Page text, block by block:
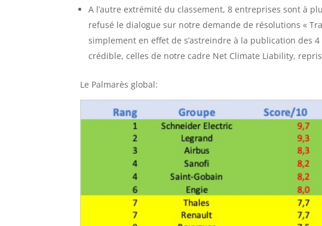
A l’autre extrémité du classement, 8 entreprises sont à
refusé le dialogue sur notre demande de résolutions «
simplement en effet de s’astreindre à la publication des
crédible, celles de notre cadre Net Climate Liability,
Le Palmarès global: